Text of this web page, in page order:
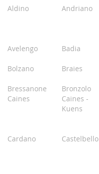
Aldino Andriano
Avelengo
Badia
Bolzano
Braies
Bressanone
Bronzolo
Caines
Caines -
Kuens
Cardano
Castelbello